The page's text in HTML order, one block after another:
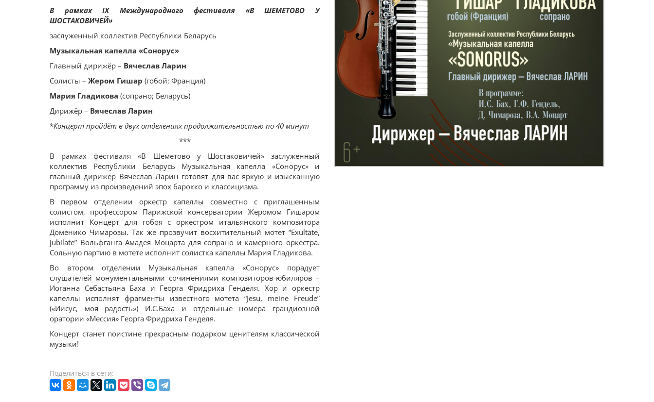
В рамках ІХ Международного фестиваля «В ШЕМЕТОВО У
ШОСТАКОВИЧЕЙ»
заслуженный коллектив Республики Беларусь
Музыкальная капелла «Сонорус»
Главный дирижёр – Вячеслав Ларин
Солисты – Жером Гишар (гобой; Франция)
Мария Гладикова (сопрано; Беларусь)
Дирижёр – Вячеслав Ларин
*Концерт пройдёт в двух отделениях продолжительностью по 40 минут
***
В рамках фестиваля «В Шеметово у Шостаковичей» заслуженный
коллектив Республики Беларусь Музыкальная капелла «Сонорус» и
главный дирижёр Вячеслав Ларин готовят для вас яркую и изысканную
программу из произведений эпох барокко и классицизма.
В первом отделении оркестр капеллы совместно с приглашенным
солистом, профессором Парижской консерватории Жеромом Гишаром
исполнит Концерт для гобоя с оркестром итальянского композитора
Доменико Чимарозы. Так же прозвучит восхитительный мотет “Exultate,
jubilate” Вольфганга Амадея Моцарта для сопрано и камерного оркестра.
Сольную партию в мотете исполнит солистка капеллы Мария Гладикова.
Во втором отделении Музыкальная капелла «Сонорус» порадует
слушателей монументальными сочинениями композиторов-юбиляров –
Иоганна Себастьяна Баха и Георга Фридриха Генделя. Хор и оркестр
капеллы исполнят фрагменты известного мотета “Jesu, meine Freude”
(«Иисус, моя радость») И.С.Баха и отдельные номера грандиозной
оратории «Мессия» Георга Фридриха Генделя.
Концерт станет поистине прекрасным подарком ценителям классической
музыки!